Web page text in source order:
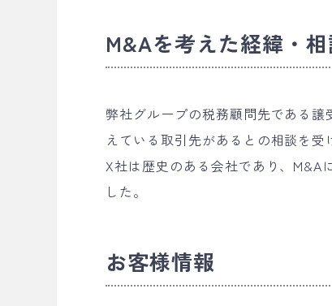
M&Aを考えた経緯・
弊社グループの税務顧問先である
えている取引先があるとの相談を受
X社は歴史のある会社であり、M&A
した。
お客様情報